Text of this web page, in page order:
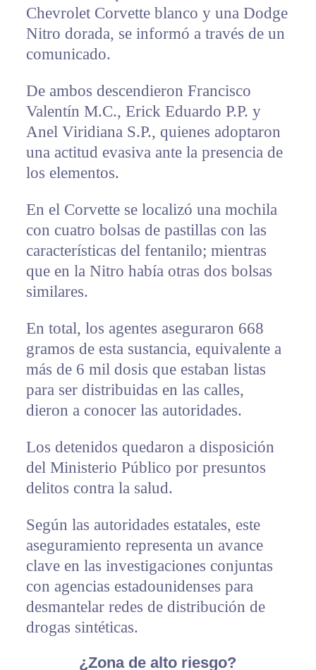
Chevrolet Corvette blanco y una Dodge
Nitro dorada, se informó a través de un
comunicado.
De ambos descendieron Francisco
Valentín M.C., Erick Eduardo P.P. y
Anel Viridiana S.P., quienes adoptaron
una actitud evasiva ante la presencia de
los elementos.
En el Corvette se localizó una mochila
con cuatro bolsas de pastillas con las
características del fentanilo; mientras
que en la Nitro había otras dos bolsas
similares.
En total, los agentes aseguraron 668
gramos de esta sustancia, equivalente a
más de 6 mil dosis que estaban listas
para ser distribuidas en las calles,
dieron a conocer las autoridades.
Los detenidos quedaron a disposición
del Ministerio Público por presuntos
delitos contra la salud.
Según las autoridades estatales, este
aseguramiento representa un avance
clave en las investigaciones conjuntas
con agencias estadounidenses para
desmantelar redes de distribución de
drogas sintéticas.
¿Zona de alto riesgo?